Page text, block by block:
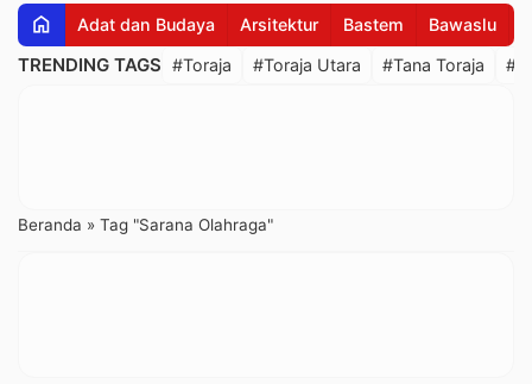
home Adat dan Budaya Arsitektur Bastem Bawaslu
TRENDING TAGS #Toraja #Toraja Utara #Tana Toraja
Beranda » Tag "Sarana Olahraga"